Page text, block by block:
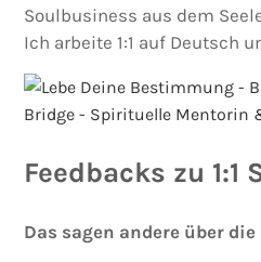
Soulbusiness aus dem
Ich arbeite 1:1 auf Deutsch
Feedbacks zu 1:1
Das sagen andere über